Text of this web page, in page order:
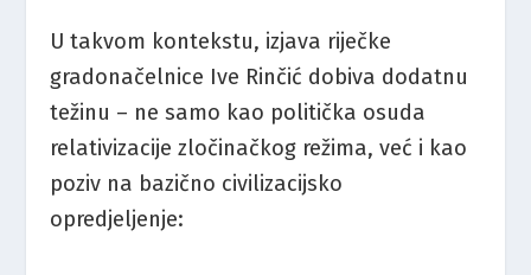
U takvom kontekstu, izjava riječke
gradonačelnice Ive Rinčić dobiva dodatnu
težinu – ne samo kao politička osuda
relativizacije zločinačkog režima, već i kao
poziv na bazično civilizacijsko
opredjeljenje: